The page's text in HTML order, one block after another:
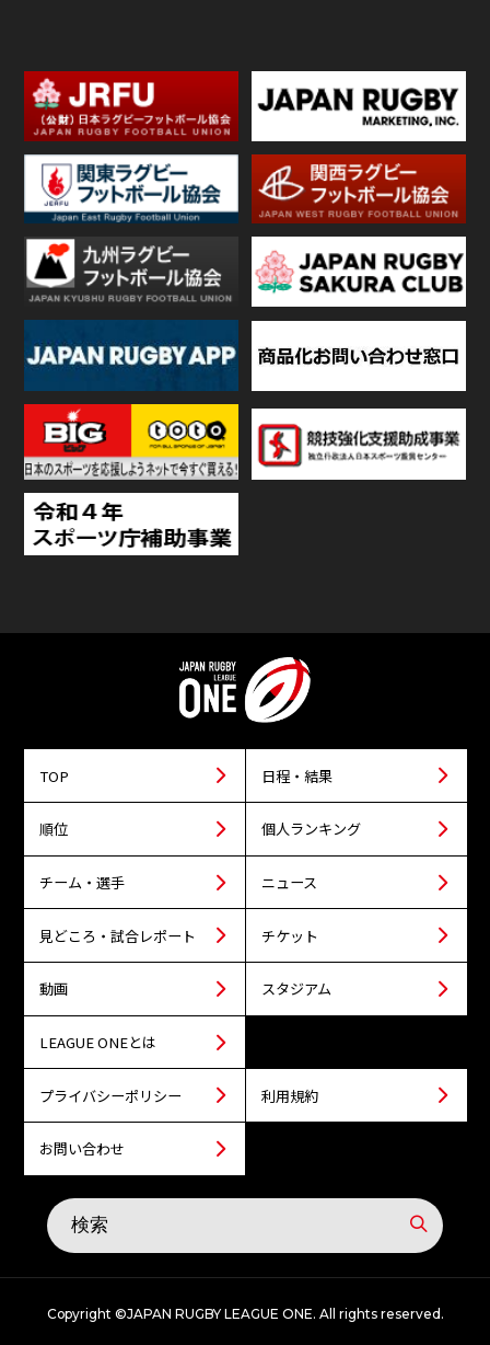
TOP 日程・結果
順位 個人ランキング
チーム・選手 ニュース
見どころ・試合レポート チケット
動画 スタジアム
LEAGUE ONEとは
プライバシーポリシー 利用規約
お問い合わせ
Copyright ©JAPAN RUGBY LEAGUE ONE. All rights reserved.